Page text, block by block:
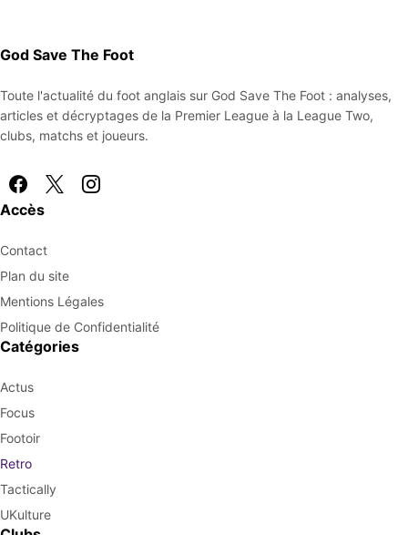
God Save The Foot
Toute l'actualité du foot anglais sur God Save The Foot : analyses,
articles et décryptages de la Premier League à la League Two,
clubs, matchs et joueurs.
Accès
Contact
Plan du site
Mentions Légales
Politique de Confidentialité
Catégories
Actus
Focus
Footoir
Retro
Tactically
UKulture